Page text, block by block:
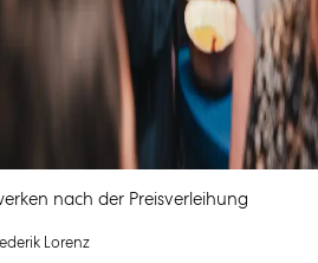
nach der Preisverleihung
Lorenz